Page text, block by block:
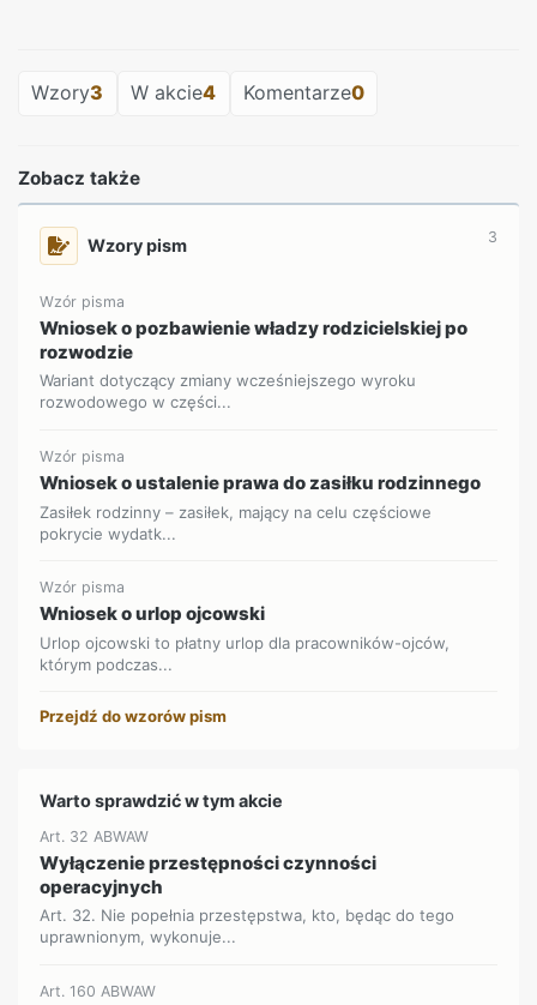
Wzory3 W akcie4 Komentarze0
Zobacz także
Wzory pism 3
Wzór pisma
Wniosek o pozbawienie władzy rodzicielskiej po
rozwodzie
Wariant dotyczący zmiany wcześniejszego wyroku
rozwodowego w części...
Wzór pisma
Wniosek o ustalenie prawa do zasiłku rodzinnego
Zasiłek rodzinny – zasiłek, mający na celu częściowe
pokrycie wydatk...
Wzór pisma
Wniosek o urlop ojcowski
Urlop ojcowski to płatny urlop dla pracowników-ojców,
którym podczas...
Przejdź do wzorów pism
Warto sprawdzić w tym akcie
Art. 32 ABWAW
Wyłączenie przestępności czynności
operacyjnych
Art. 32. Nie popełnia przestępstwa, kto, będąc do tego
uprawnionym, wykonuje...
Art. 160 ABWAW